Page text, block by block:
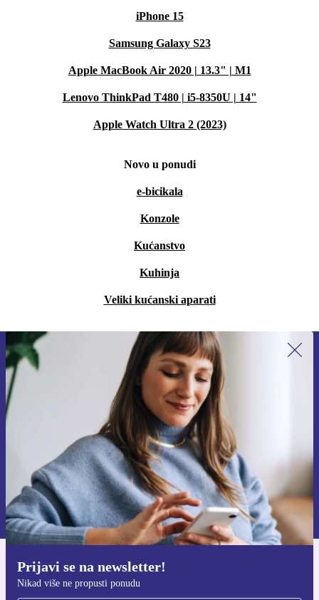
iPhone 15
Samsung Galaxy S23
Apple MacBook Air 2020 | 13.3" | M1
Lenovo ThinkPad T480 | i5-8350U | 14"
Apple Watch Ultra 2 (2023)
Novo u ponudi
e-bicikala
Konzole
Kućanstvo
Kuhinja
Veliki kućanski aparati
Prijavi se na newsletter!
Nikad više ne propusti ponudu
Prijavi se na newsletter!
Nikad više ne propusti ponudu.
Zatraži kupon
Informacije o korištenju osobnih podataka možeš pronaći u našim
Pravilima privatnosti.
Preuzmi refurbed aplikaciju
Za iOS i Android